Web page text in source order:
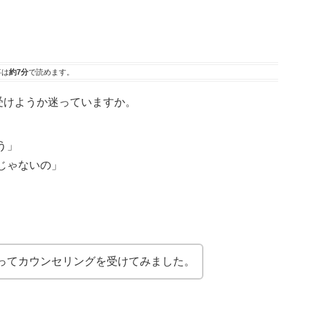
約7分で読めます。
ようか迷っていますか。
ないの」
カウンセリングを受けてみました。